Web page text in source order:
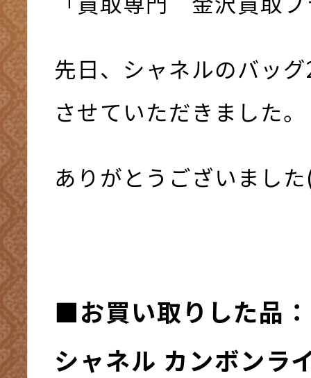
先日、シャネルのバッ
させていただきました。
ありがとうございまし
■お買い取りした品
シャネル カンボンラ